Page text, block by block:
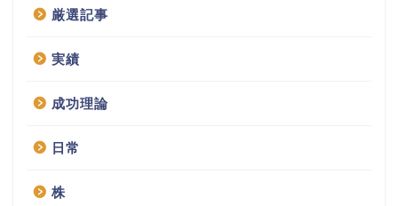
厳選記事
実績
成功理論
日常
株